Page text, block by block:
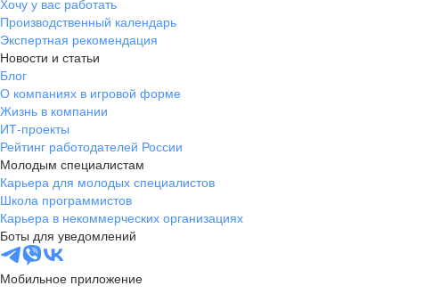
Хочу у вас работать
Производственный календарь
Экспертная рекомендация
Новости и статьи
Блог
О компаниях в игровой форме
Жизнь в компании
ИТ-проекты
Рейтинг работодателей России
Молодым специалистам
Карьера для молодых специалистов
Школа программистов
Карьера в некоммерческих организациях
Боты для уведомлений
Мобильное приложение